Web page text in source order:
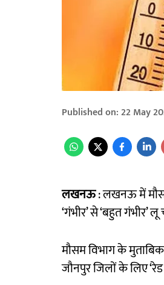
Published on:22 May
लखनऊ: लखनऊ में
‘गंभीर’ से ‘बहुत गंभीर’
मौसम विभाग के मुताबिक,
जौनपुर जिलों के लिए